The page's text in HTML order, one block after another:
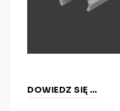
DOWIEDZ SIĘ WIĘCEJ